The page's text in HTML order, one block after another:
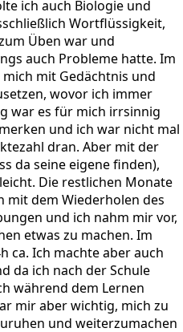
ich auch Biologie und
Wortflüssigkeit,
Üben war und
auch Probleme hatte. Im
mit Gedächtnis und
wovor ich immer
war es für mich irrsinnig
und ich war nicht mal
dran. Aber mit der
da seine eigene finden),
Die restlichen Monate
mit dem Wiederholen des
und ich nahm mir vor,
etwas zu machen. Im
ca. Ich machte aber auch
da ich nach der Schule
während dem Lernen
mir aber wichtig, mich zu
und weiterzumachen